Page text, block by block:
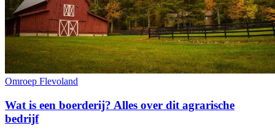
Omroep Flevoland
Wat is een boerderij? Alles over dit agrarische
bedrijf